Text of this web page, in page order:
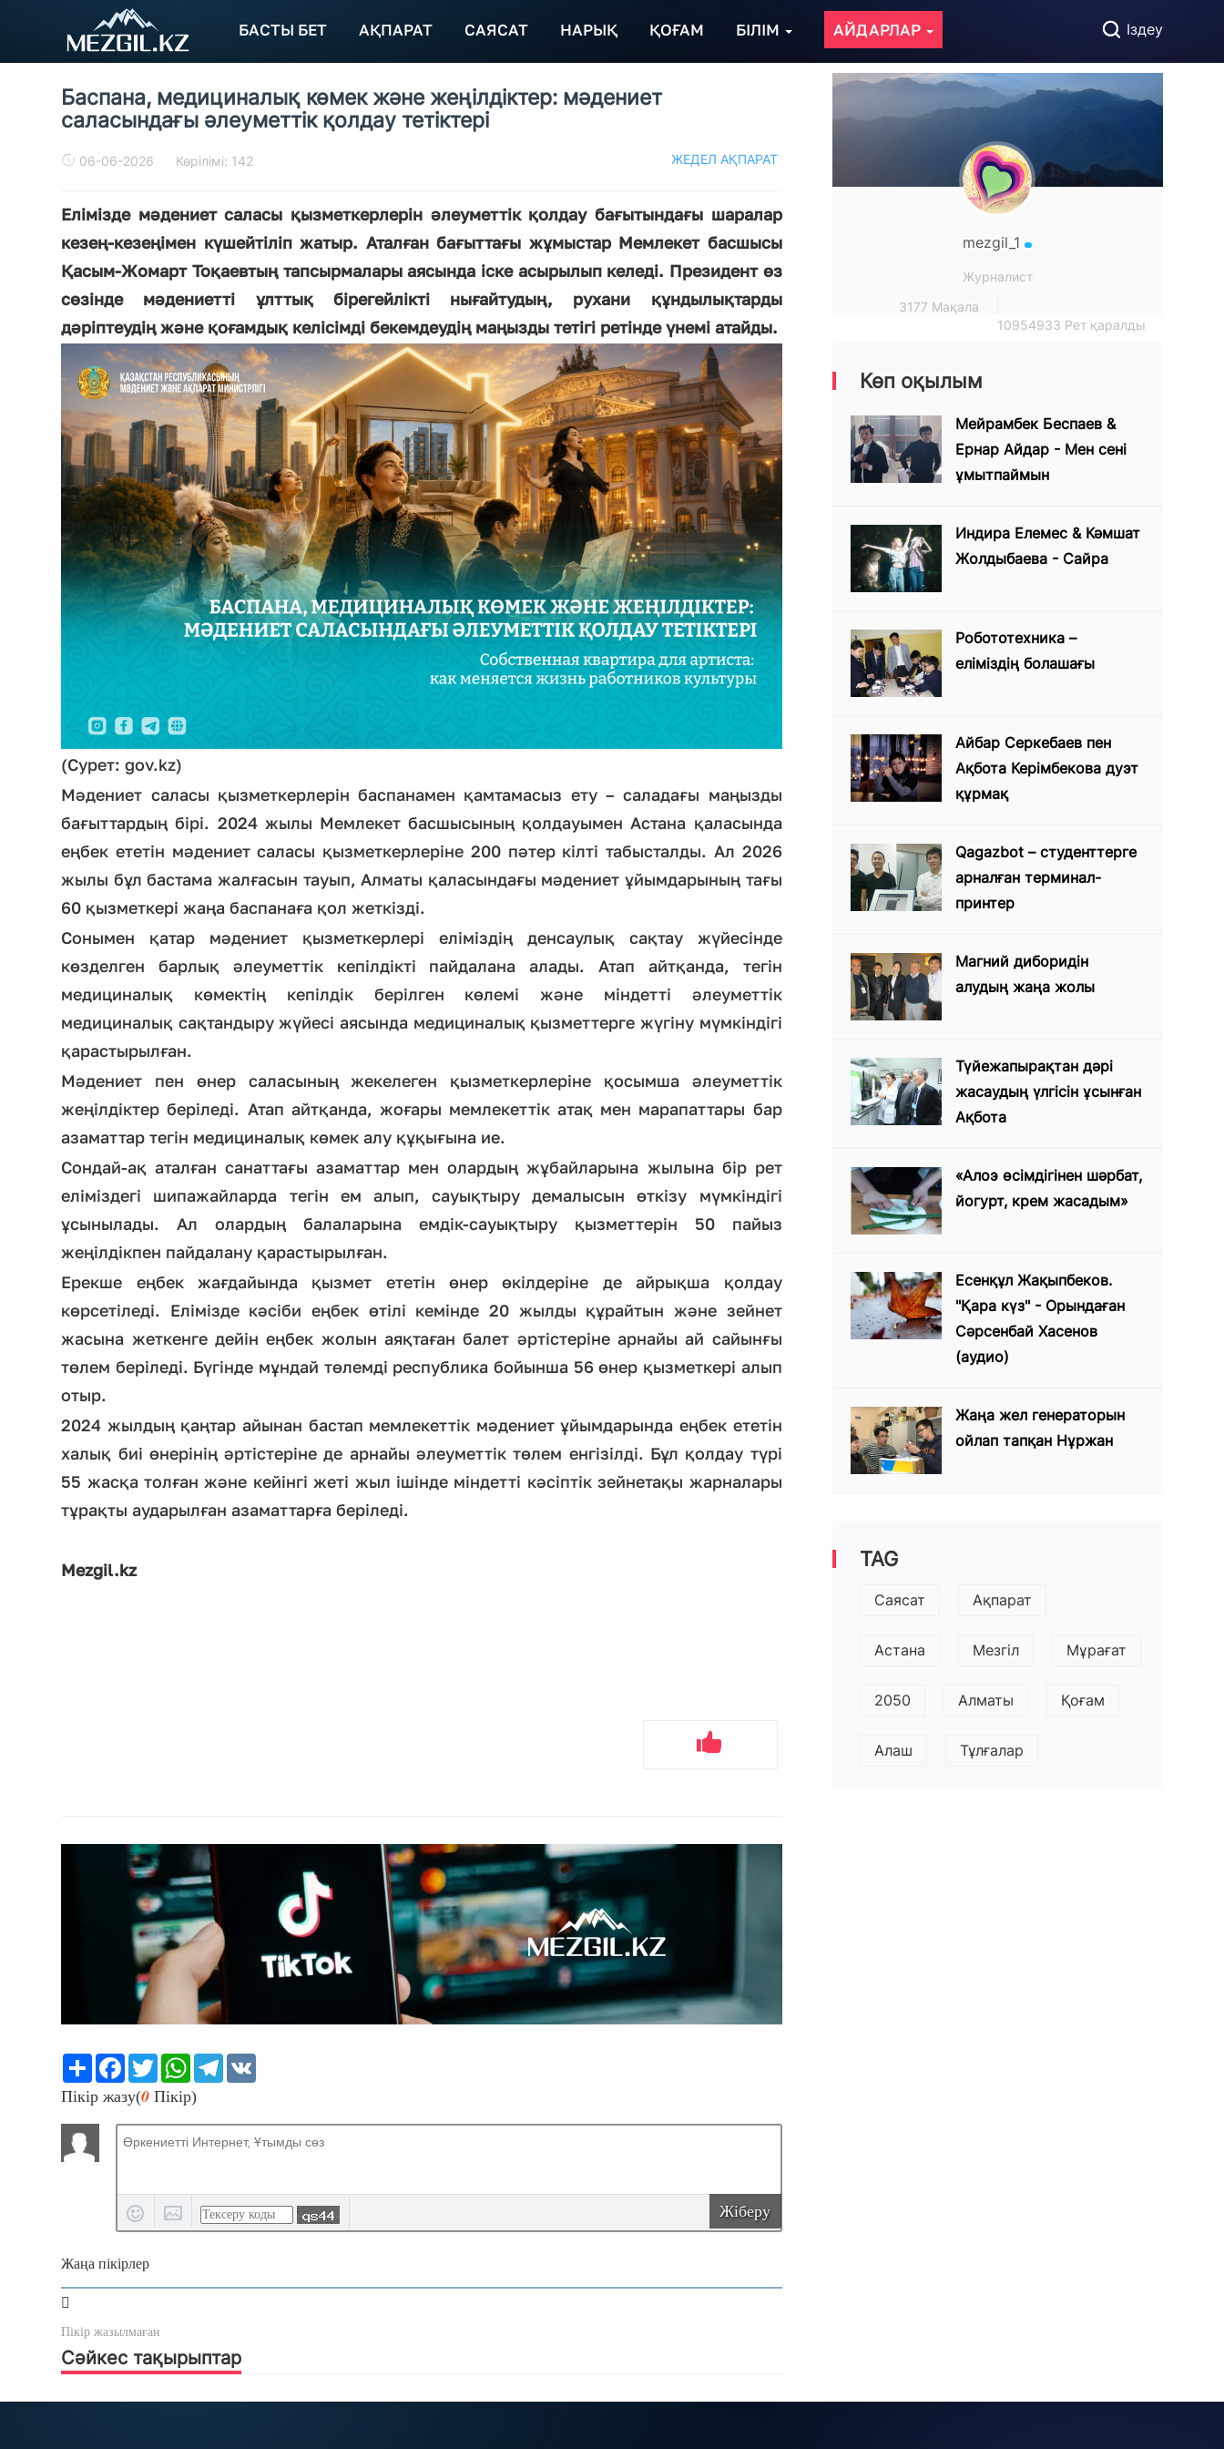
БАСТЫ БЕТ АҚПАРАТ САЯСАТ НАРЫҚ ҚОҒАМ БІЛІМ АЙДАРЛАР Іздеу
Баспана, медициналық көмек және жеңілдіктер: мәдениет
саласындағы әлеуметтік қолдау тетіктері
ЖЕДЕЛ АҚПАРАТ
06-06-2026 Көрілімі: 142
Елімізде мәдениет саласы қызметкерлерін әлеуметтік қолдау бағытындағы шаралар
кезең-кезеңімен күшейтіліп жатыр. Аталған бағыттағы жұмыстар Мемлекет басшысы
Қасым-Жомарт Тоқаевтың тапсырмалары аясында іске асырылып келеді. Президент өз
сөзінде мәдениетті ұлттық бірегейлікті нығайтудың, рухани құндылықтарды
дәріптеудің және қоғамдық келісімді бекемдеудің маңызды тетігі ретінде үнемі атайды.
(Сурет: gov.kz)
Мәдениет саласы қызметкерлерін баспанамен қамтамасыз ету – саладағы маңызды
бағыттардың бірі. 2024 жылы Мемлекет басшысының қолдауымен Астана қаласында
еңбек ететін мәдениет саласы қызметкерлеріне 200 пәтер кілті табысталды. Ал 2026
жылы бұл бастама жалғасын тауып, Алматы қаласындағы мәдениет ұйымдарының тағы
60 қызметкері жаңа баспанаға қол жеткізді.
Сонымен қатар мәдениет қызметкерлері еліміздің денсаулық сақтау жүйесінде
көзделген барлық әлеуметтік кепілдікті пайдалана алады. Атап айтқанда, тегін
медициналық көмектің кепілдік берілген көлемі және міндетті әлеуметтік
медициналық сақтандыру жүйесі аясында медициналық қызметтерге жүгіну мүмкіндігі
қарастырылған.
Мәдениет пен өнер саласының жекелеген қызметкерлеріне қосымша әлеуметтік
жеңілдіктер беріледі. Атап айтқанда, жоғары мемлекеттік атақ мен марапаттары бар
азаматтар тегін медициналық көмек алу құқығына ие.
Сондай-ақ аталған санаттағы азаматтар мен олардың жұбайларына жылына бір рет
еліміздегі шипажайларда тегін ем алып, сауықтыру демалысын өткізу мүмкіндігі
ұсынылады. Ал олардың балаларына емдік-сауықтыру қызметтерін 50 пайыз
жеңілдікпен пайдалану қарастырылған.
Ерекше еңбек жағдайында қызмет ететін өнер өкілдеріне де айрықша қолдау
көрсетіледі. Елімізде кәсіби еңбек өтілі кемінде 20 жылды құрайтын және зейнет
жасына жеткенге дейін еңбек жолын аяқтаған балет әртістеріне арнайы ай сайынғы
төлем беріледі. Бүгінде мұндай төлемді республика бойынша 56 өнер қызметкері алып
отыр.
2024 жылдың қаңтар айынан бастап мемлекеттік мәдениет ұйымдарында еңбек ететін
халық биі өнерінің әртістеріне де арнайы әлеуметтік төлем енгізілді. Бұл қолдау түрі
55 жасқа толған және кейінгі жеті жыл ішінде міндетті кәсіптік зейнетақы жарналары
тұрақты аударылған азаматтарға беріледі.
Mezgil.kz
Share Facebook
TwitterWhatsApp
Telegram
Пікір жазу(0 Пікір)
Жіберу
Жаңа пікірлер
Пікір жазылмаған
Сәйкес тақырыптар
mezgil_1
Журналист
3177 Мақала
10954933 Рет қаралды
Көп оқылым
Мейрамбек Беспаев &
Ернар Айдар - Мен сені
ұмытпаймын
Индира Елемес & Кәмшат
Жолдыбаева - Сайра
Робототехника –
еліміздің болашағы
Айбар Серкебаев пен
Ақбота Керімбекова дуэт
құрмақ
Qagazbot – студенттерге
арналған терминал-
принтер
Магний диборидін
алудың жаңа жолы
Түйежапырақтан дәрі
жасаудың үлгісін ұсынған
Ақбота
«Алоэ өсімдігінен шәрбат,
йогурт, крем жасадым»
Есенқұл Жақыпбеков.
"Қара күз" - Орындаған
Сәрсенбай Хасенов
(аудио)
Жаңа жел генераторын
ойлап тапқан Нұржан
TAG
Саясат Ақпарат
Астана Мезгіл Мұрағат
2050 Алматы Қоғам
Алаш Тұлғалар